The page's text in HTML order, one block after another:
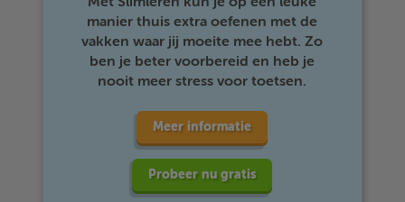
manier thuis extra oefenen met de
vakken waar jij moeite mee hebt. Zo
ben je beter voorbereid en heb je
nooit meer stress voor toetsen.
Meer informatie
Probeer nu gratis